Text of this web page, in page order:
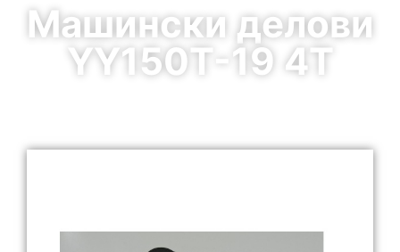
Машински делови
YY150T-19 4T